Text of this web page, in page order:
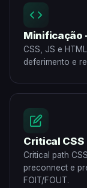
Minificação
CSS, JS e
deferimento e
Critical
Critical path
preconnect e
FOIT/FOUT.